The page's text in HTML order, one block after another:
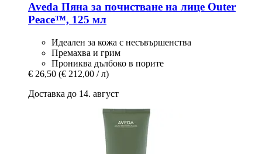
Aveda Пяна за почистване на лице Outer
Peace™, 125 мл
Идеален за кожа с несъвършенства
Премахва и грим
Прониква дълбоко в порите
€ 26,50 (€ 212,00 / л)
Доставка до 14. август